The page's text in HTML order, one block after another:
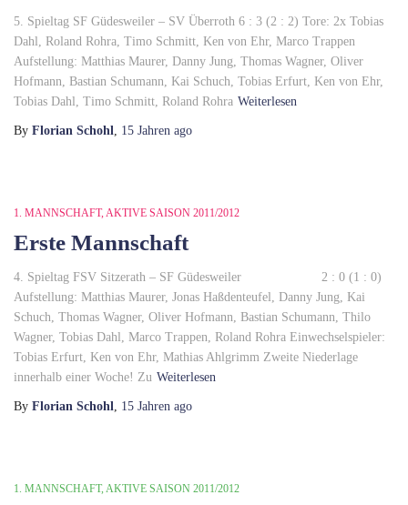
5. Spieltag SF Güdesweiler – SV Überroth 6 : 3 (2 : 2) Tore: 2x Tobias
Dahl, Roland Rohra, Timo Schmitt, Ken von Ehr, Marco Trappen
Aufstellung: Matthias Maurer, Danny Jung, Thomas Wagner, Oliver
Hofmann, Bastian Schumann, Kai Schuch, Tobias Erfurt, Ken von Ehr,
Tobias Dahl, Timo Schmitt, Roland Rohra Weiterlesen
By Florian Schohl, 15 Jahren ago
1. MANNSCHAFT AKTIVE SAISON 2011/2012
Erste Mannschaft
4. Spieltag FSV Sitzerath – SF Güdesweiler 2 : 0 (1 : 0)
Aufstellung: Matthias Maurer, Jonas Haßdenteufel, Danny Jung, Kai
Schuch, Thomas Wagner, Oliver Hofmann, Bastian Schumann, Thilo
Wagner, Tobias Dahl, Marco Trappen, Roland Rohra Einwechselspieler:
Tobias Erfurt, Ken von Ehr, Mathias Ahlgrimm Zweite Niederlage
innerhalb einer Woche! Zu Weiterlesen
By Florian Schohl, 15 Jahren ago
1. MANNSCHAFT AKTIVE SAISON 2011/2012